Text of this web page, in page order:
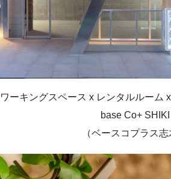
ーキングスペース x レンタルルーム
base Co+ SHIKI
（ベースコプラス志